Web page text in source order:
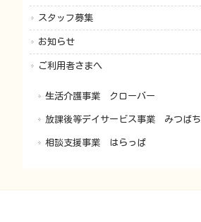
スタッフ募集
お知らせ
ご利用者さまへ
生活介護事業 クローバー
放課後等デイサービス事業 みつばち
相談支援事業 はらっぱ